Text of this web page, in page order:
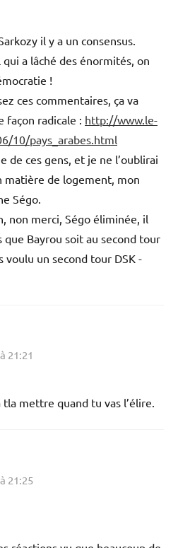
il y a un consensus.
a lâché des énormités, on
!
ces commentaires, ça va
façon radicale : http://www.le-
10/pays_arabes.html
de ces gens, et je ne l’oublirai
matière de logement, mon
Ségo.
non merci, Ségo éliminée, il
que Bayrou soit au second tour
voulu un second tour DSK -
21:21
mettre quand tu vas l’élire.
21:25